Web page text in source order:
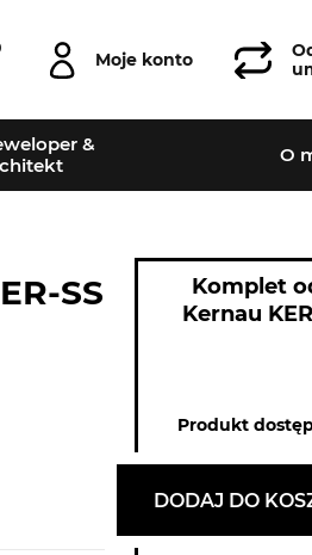
Moje konto
&
O
SS
Komplet
Kernau
Produkt
DODAJ DO